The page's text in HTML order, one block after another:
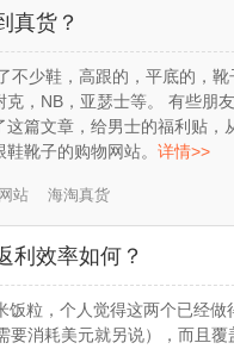
真货？
不少鞋，高跟的，平底的，
，NB，亚瑟士等。 有些朋
篇文章，给男士的福利贴
靴子的购物网站。 详情>>
站 海淘真货
利效率如何？
饭粒，个人觉得这两个已经
要消耗美元就另说），而且